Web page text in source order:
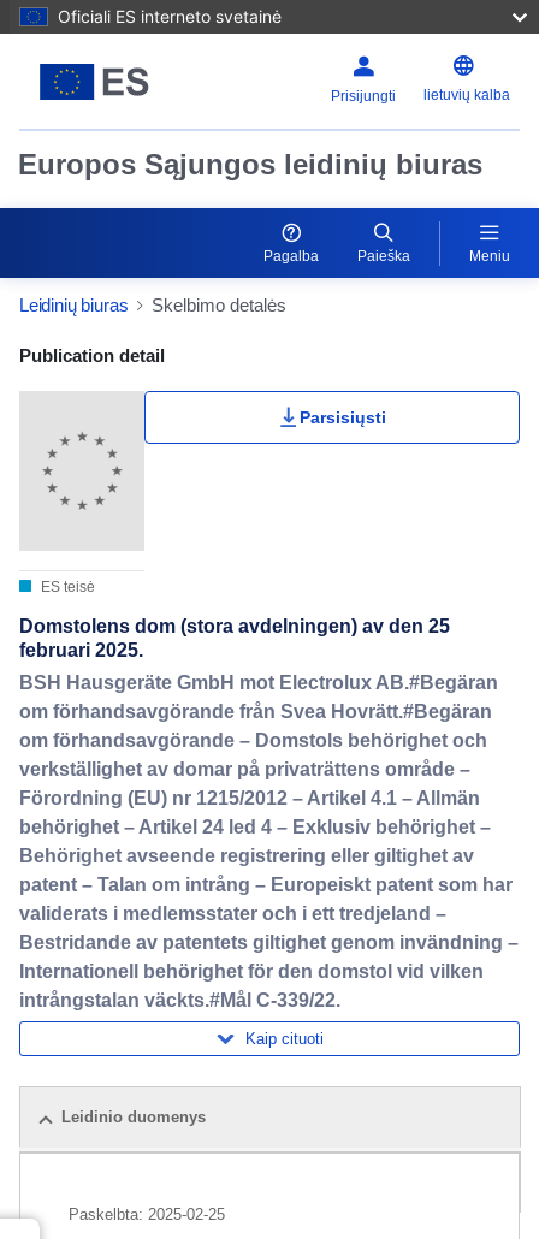
Oficiali ES interneto svetainė
Prisijungti lietuvių kalba
Europos Sąjungos leidinių biuras
Pagalba Paieška Meniu
Leidinių biuras Skelbimo detalės
Publication Detail Actions Portlet
Publication detail
ES teisė
Parsisiųsti
Domstolens dom (stora avdelningen) av den 25
februari 2025.
BSH Hausgeräte GmbH mot Electrolux AB.#Begäran
om förhandsavgörande från Svea Hovrätt.#Begäran
om förhandsavgörande – Domstols behörighet och
verkställighet av domar på privaträttens område –
Förordning (EU) nr 1215/2012 – Artikel 4.1 – Allmän
behörighet – Artikel 24 led 4 – Exklusiv behörighet –
Behörighet avseende registrering eller giltighet av
patent – Talan om intrång – Europeiskt patent som har
validerats i medlemsstater och i ett tredjeland –
Bestridande av patentets giltighet genom invändning –
Internationell behörighet för den domstol vid vilken
intrångstalan väckts.#Mål C-339/22.
Kaip cituoti
Leidinio duomenys
Paskelbta: 2025-02-25